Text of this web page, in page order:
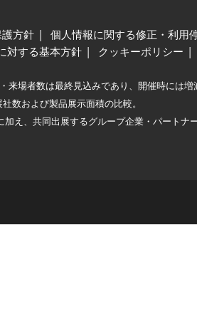
方針 個人情報に関する修正・利用
対する基本方針
クッキーポリシー
来場者数は最終見込みであり、開催時には増
数および製品展示面積の比較。
え、共同出展するグループ企業・パートナ